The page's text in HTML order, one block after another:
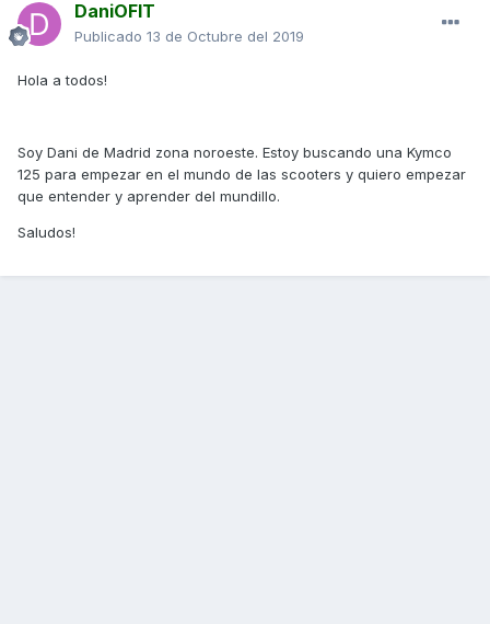
DaniOFIT
Publicado 13 de Octubre del 2019
Hola a todos!
Soy Dani de Madrid zona noroeste. Estoy buscando una Kymco
125 para empezar en el mundo de las scooters y quiero empezar
que entender y aprender del mundillo.
Saludos!